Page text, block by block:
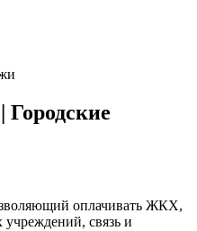
оплачивать ЖКХ,
связь и